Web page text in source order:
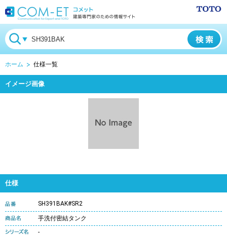
ホーム 仕様一覧
イメージ画像
仕様
SH391BAK#SR2
手洗付密結タンク
-